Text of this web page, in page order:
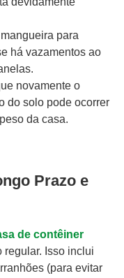
para
há vazamentos ao
novamente o
do solo pode ocorrer
da casa.
Prazo e
de contêiner
regular. Isso inclui
(para evitar